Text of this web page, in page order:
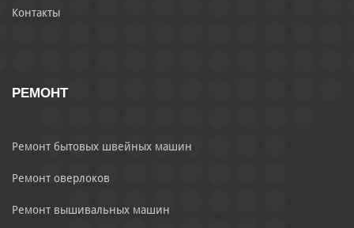
Контакты
РЕМОНТ
Ремонт бытовых швейных машин
Ремонт оверлоков
Ремонт вышивальных машин